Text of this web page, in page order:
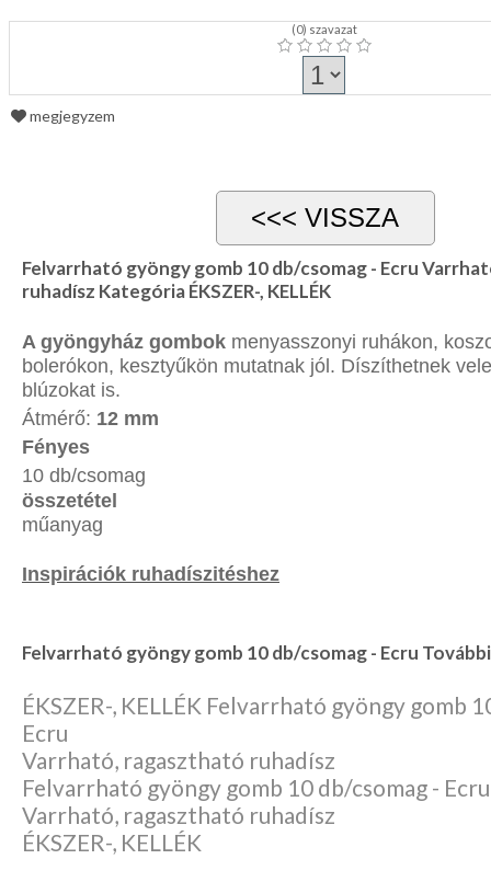
(0) szavazat
megjegyzem
Felvarrható gyöngy gomb 10 db/csomag - Ecru
ruhadísz Kategória ÉKSZER-, KELLÉK
A gyöngyház gombok menyasszonyi ruhákon,
bolerókon, kesztyűkön mutatnak jól. Díszíthetnek
blúzokat is.
Átmérő: 12 mm
Fényes
10 db/csomag
összetétel
műanyag
Inspirációk ruhadíszitéshez
Felvarrható gyöngy gomb 10 db/csomag - Ecru
ÉKSZER-, KELLÉK Felvarrható gyöngy gomb
Ecru
Varrható, ragasztható ruhadísz
Felvarrható gyöngy gomb 10 db/csomag - Ecru
Varrható, ragasztható ruhadísz
ÉKSZER-, KELLÉK